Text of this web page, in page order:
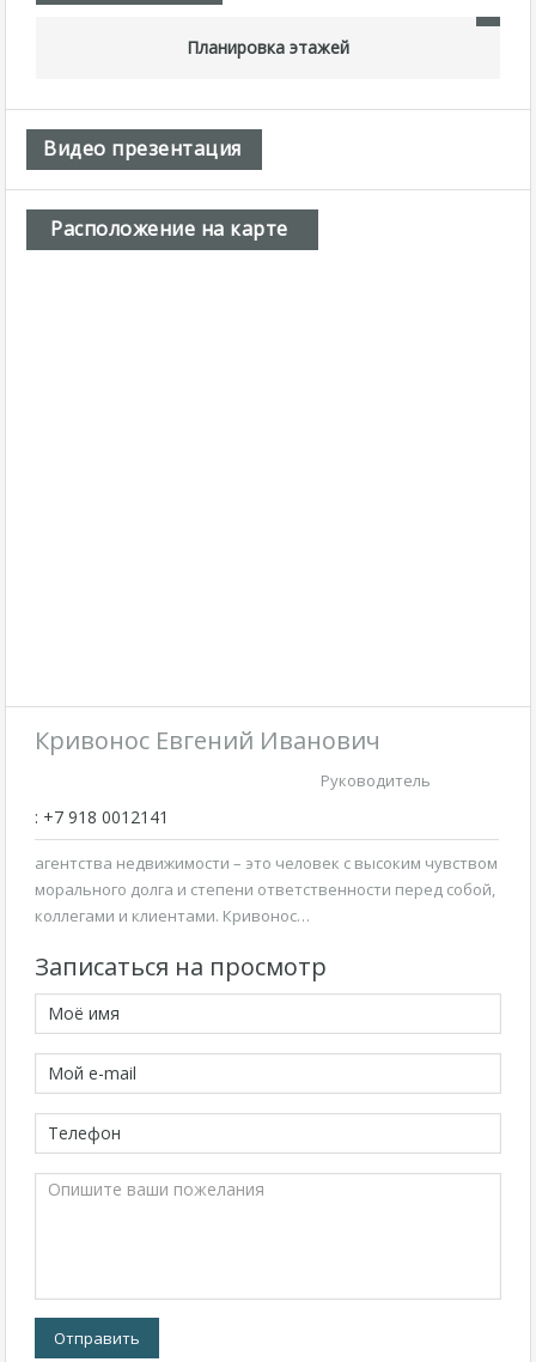
Планировка этажей
Видео презентация
Расположение на карте
Кривонос Евгений Иванович
: +7 918 0012141
Руководитель
агентства недвижимости – это человек с высоким чувством
морального долга и степени ответственности перед собой,
коллегами и клиентами. Кривонос…
Записаться на просмотр